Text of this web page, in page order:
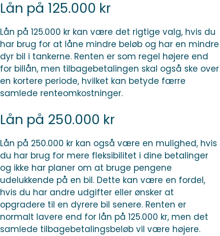
Lån på 125.000 kr
Lån på 125.000 kr kan være det rigtige valg, hvis du
har brug for at låne mindre beløb og har en mindre
dyr bil i tankerne. Renten er som regel højere end
for billån, men tilbagebetalingen skal også ske over
en kortere periode, hvilket kan betyde færre
samlede renteomkostninger.
Lån på 250.000 kr
Lån på 250.000 kr kan også være en mulighed, hvis
du har brug for mere fleksibilitet i dine betalinger
og ikke har planer om at bruge pengene
udelukkende på en bil. Dette kan være en fordel,
hvis du har andre udgifter eller ønsker at
opgradere til en dyrere bil senere. Renten er
normalt lavere end for lån på 125.000 kr, men det
samlede tilbagebetalingsbeløb vil være højere.